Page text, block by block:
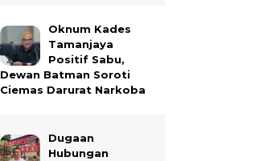
Oknum Kades
Tamanjaya
Positif Sabu,
Dewan Batman Soroti
Ciemas Darurat Narkoba
Dugaan
Hubungan